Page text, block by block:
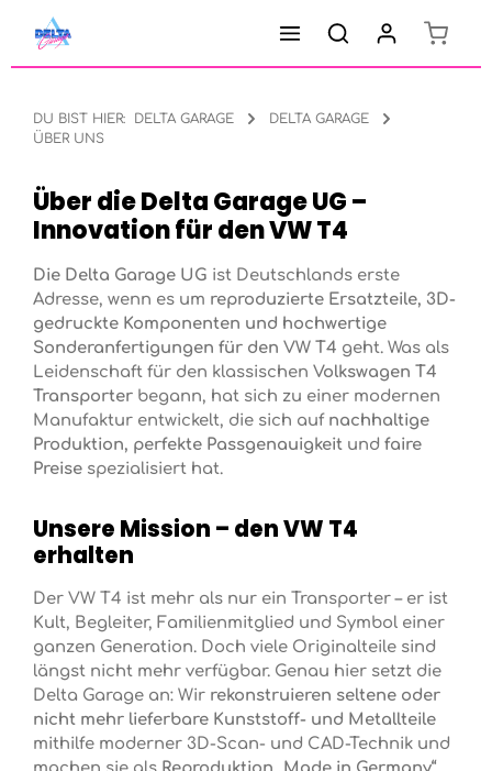
Zum Hauptinhalt springen
DU BIST HIER: DELTA GARAGE
DELTA GARAGE
ÜBER UNS
Über die Delta Garage UG –
Innovation für den VW T4
Die Delta Garage UG ist Deutschlands erste
Adresse, wenn es um reproduzierte Ersatzteile, 3D-
gedruckte Komponenten und hochwertige
Sonderanfertigungen für den VW T4 geht. Was als
Leidenschaft für den klassischen Volkswagen T4
Transporter begann, hat sich zu einer modernen
Manufaktur entwickelt, die sich auf nachhaltige
Produktion, perfekte Passgenauigkeit und faire
Preise spezialisiert hat.
Unsere Mission – den VW T4
erhalten
Der VW T4 ist mehr als nur ein Transporter – er ist
Kult, Begleiter, Familienmitglied und Symbol einer
ganzen Generation. Doch viele Originalteile sind
längst nicht mehr verfügbar. Genau hier setzt die
Delta Garage an: Wir rekonstruieren seltene oder
nicht mehr lieferbare Kunststoff- und Metallteile
mithilfe moderner 3D-Scan- und CAD-Technik und